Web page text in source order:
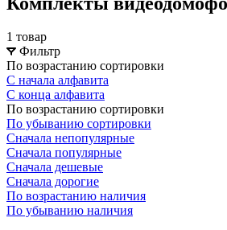
1 товар
Фильтр
По возрастанию сортировки
С начала алфавита
С конца алфавита
По возрастанию сортировки
По убыванию сортировки
Сначала непопулярные
Сначала популярные
Сначала дешевые
Сначала дорогие
По возрастанию наличия
По убыванию наличия